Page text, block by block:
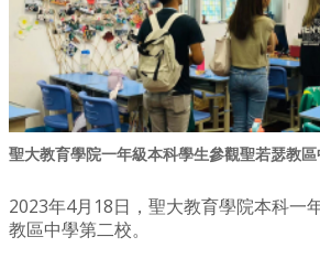
聖大教育學院一年級本科學生參觀聖若瑟教
2023年4月18日，聖大教育學院本科一
教區中學第二校。